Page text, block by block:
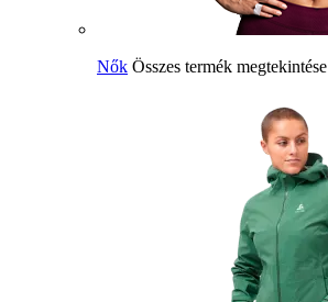
Nők Összes termék megtekintése